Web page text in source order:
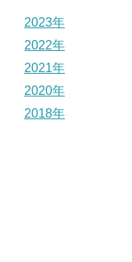
2023年
2022年
2021年
2020年
2018年